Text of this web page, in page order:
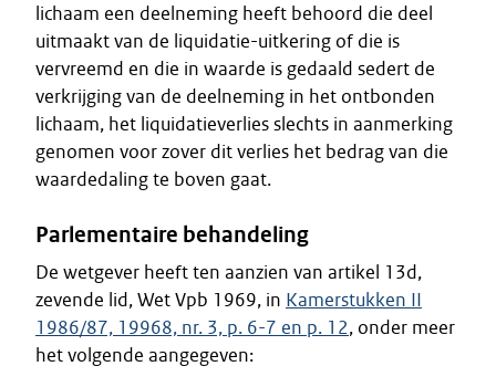
lichaam een deelneming heeft behoord die deel
uitmaakt van de liquidatie-uitkering of die is
vervreemd en die in waarde is gedaald sedert de
verkrijging van de deelneming in het ontbonden
lichaam, het liquidatieverlies slechts in aanmerking
genomen voor zover dit verlies het bedrag van die
waardedaling te boven gaat.
Parlementaire behandeling
De wetgever heeft ten aanzien van artikel 13d,
zevende lid, Wet Vpb 1969, in Kamerstukken II
1986/87, 19968, nr. 3, p. 6-7 en p. 12, onder meer
het volgende aangegeven: